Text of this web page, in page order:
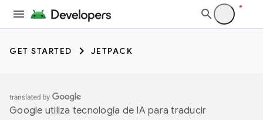
GET STARTED JETPACK
Google utiliza tecnología de IA para traducir